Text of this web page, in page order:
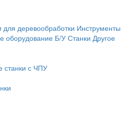
для деревообработки Инструменты
оборудование Б/У Станки Другое
станки с ЧПУ